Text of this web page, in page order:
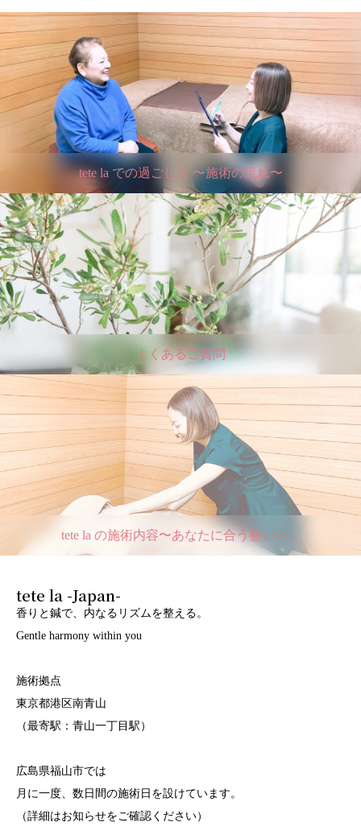
tete la での過ごし方 〜施術の流れ〜
よくあるご質問
tete la の施術内容〜あなたに合う整いへ。
tete la -Japan-
香りと鍼で、内なるリズムを整える。
Gentle harmony within you
施術拠点
東京都港区南青山
（最寄駅：青山一丁目駅）
広島県福山市では
月に一度、数日間の施術日を設けています。
（詳細はお知らせをご確認ください）